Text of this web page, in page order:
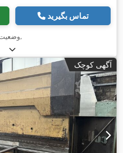
تماس بگیرید
,
آگهی کوچک